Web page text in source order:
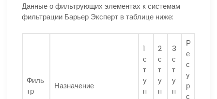
Данные о фильтрующих элементах к системам
фильтрации Барьер Эксперт в таблице ниже:
Филь
тр
Назначение
1
с
т
у
п
2
с
т
у
п
3
с
т
у
п
Р
е
с
у
р
с